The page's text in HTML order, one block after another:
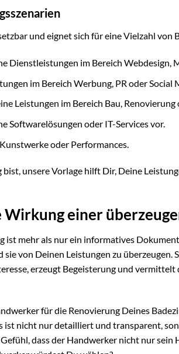
und eignet sich für eine Vielzahl von
Dienstleistungen im Bereich Webdesign,
im Bereich Werbung, PR oder Social
Leistungen im Bereich Bau, Renovierung
Softwarelösungen oder IT-Services vor.
oder Performances.
bist, unsere Vorlage hilft Dir, Deine
Wirkung einer
ist mehr als nur ein informatives
von Deinen Leistungen zu überzeugen.
erzeugt Begeisterung und
für die Renovierung Deines
ist nicht nur detailliert und transparent,
dass der Handwerker nicht nur sein